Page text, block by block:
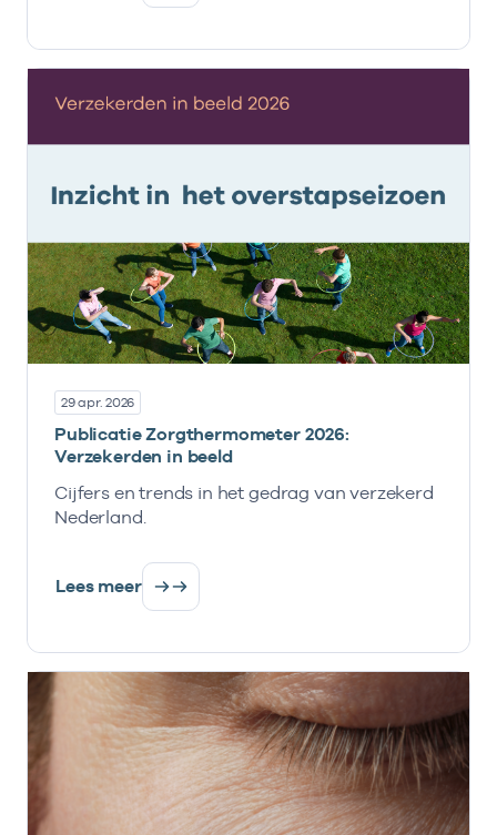
29 apr. 2026
Publicatie Zorgthermometer 2026:
Verzekerden in beeld
Cijfers en trends in het gedrag van verzekerd
Nederland.
Lees meer